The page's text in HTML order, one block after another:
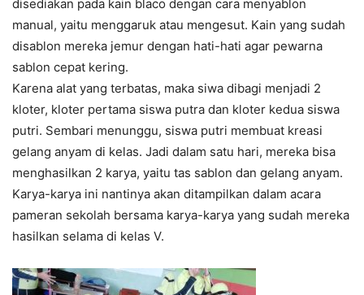
disediakan pada kain blaco dengan cara menyablon
manual, yaitu menggaruk atau mengesut. Kain yang sudah
disablon mereka jemur dengan hati-hati agar pewarna
sablon cepat kering.
Karena alat yang terbatas, maka siwa dibagi menjadi 2
kloter, kloter pertama siswa putra dan kloter kedua siswa
putri. Sembari menunggu, siswa putri membuat kreasi
gelang anyam di kelas. Jadi dalam satu hari, mereka bisa
menghasilkan 2 karya, yaitu tas sablon dan gelang anyam.
Karya-karya ini nantinya akan ditampilkan dalam acara
pameran sekolah bersama karya-karya yang sudah mereka
hasilkan selama di kelas V.